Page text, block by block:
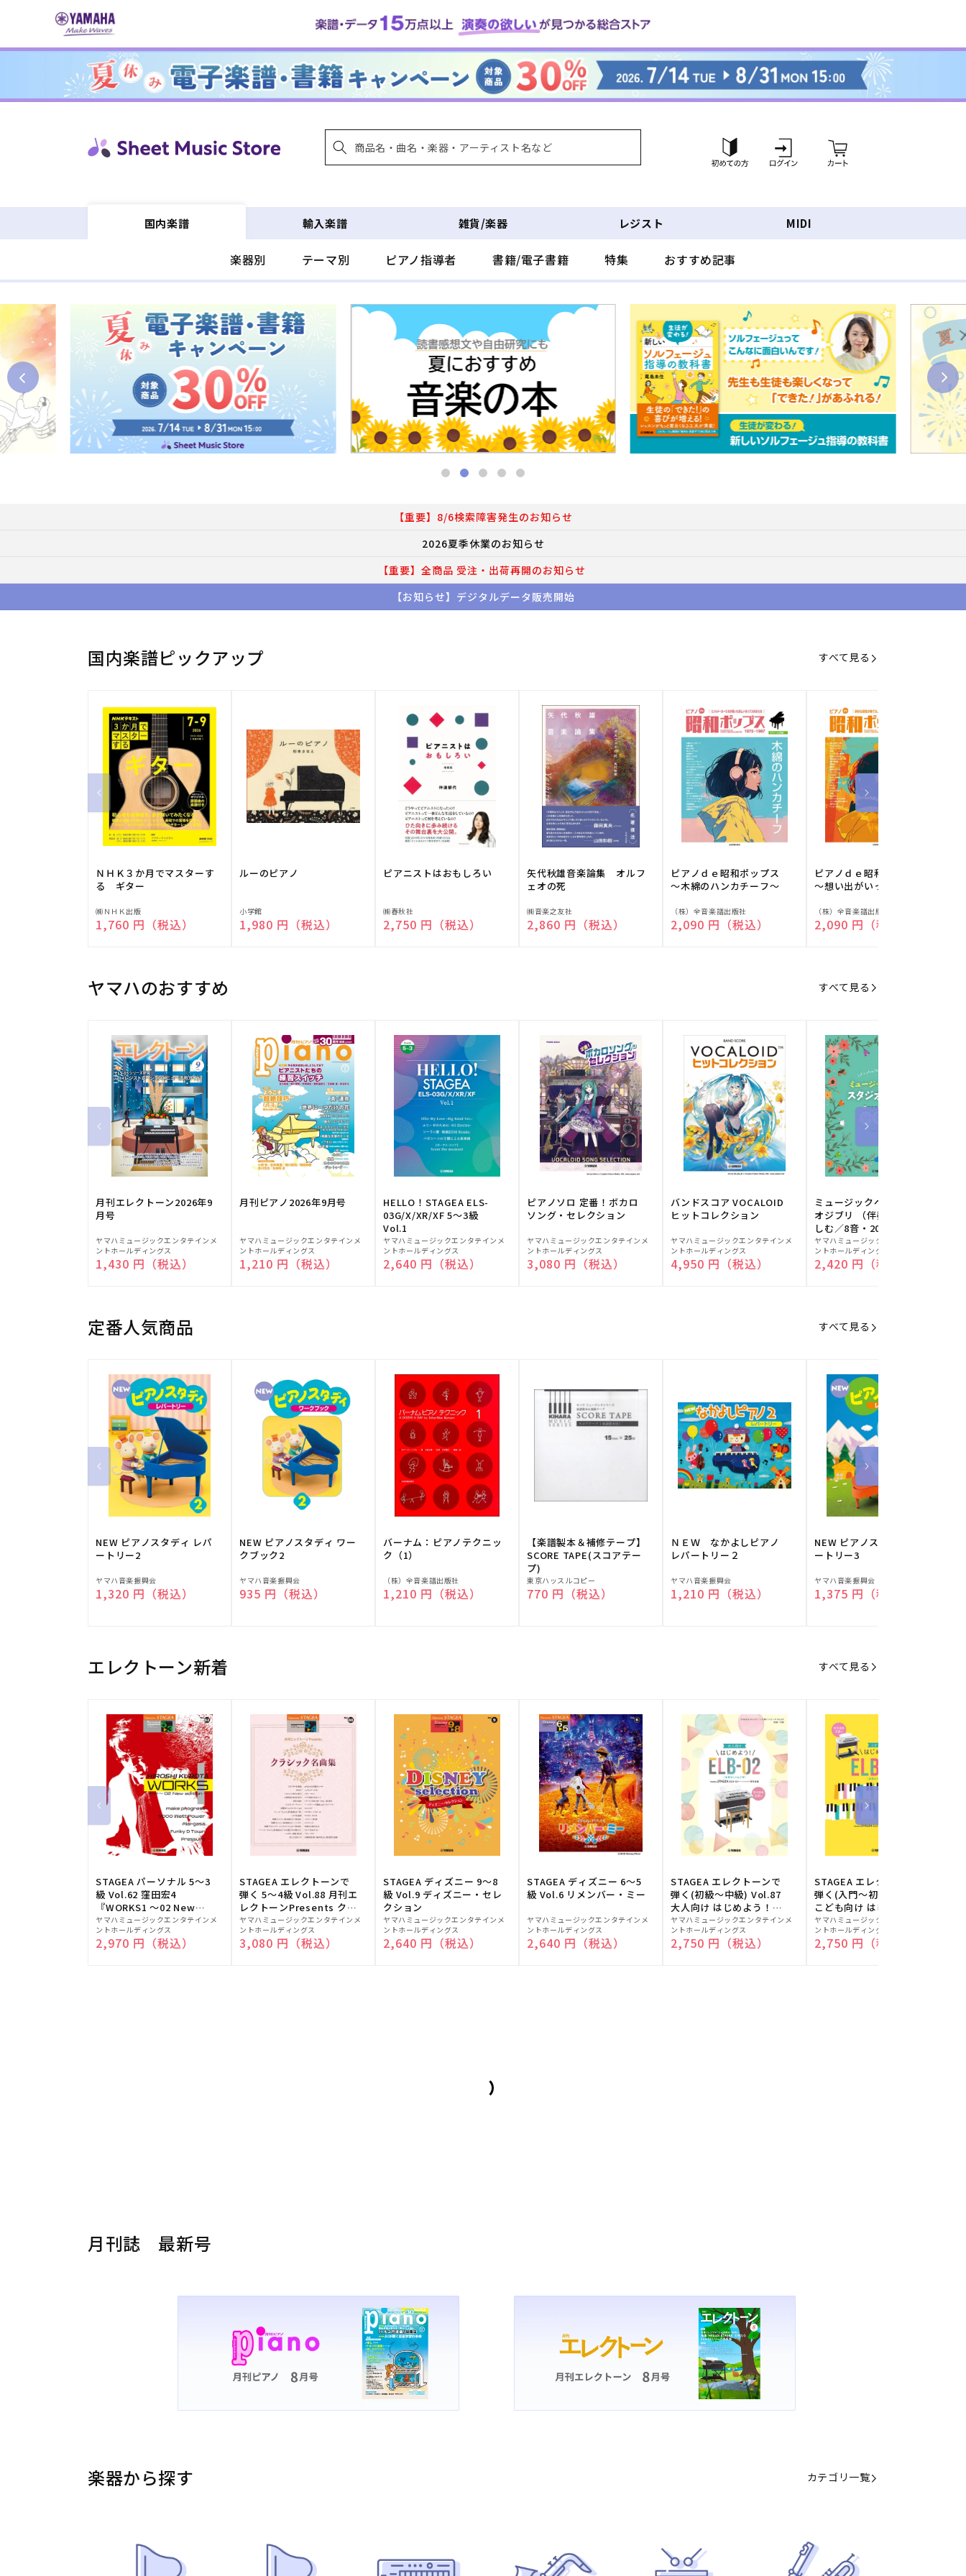
ンツに
グ
イ
ー
ト
国内楽譜
楽器別 テーマ別 ピアノ指導者 書籍/電子書籍 特集 おすすめ記事
輸入楽譜 雑貨/楽器 レジスト MIDI
【重要】8/6検索障害発生のお知らせ
2026夏季休業のお知らせ
【重要】全商品 受注・出荷再開のお知らせ
【お知らせ】デジタルデータ販売開始
国内楽譜ピックアップ すべて見る
ＮＨＫ３か月でマスターす
る ギター
販
売
㈱ＮＨＫ出版
通常価格
1,760 円（税込）
ルーのピアノ
販
売
小学館
通常価格
1,980 円（税込）
ピアニストはおもしろい
販
売
㈱春秋社
通常価格
2,750 円（税込）
矢代秋雄音楽論集 オルフ
ェオの死
販
売
㈱音楽之友社
通常価格
2,860 円（税込）
ピアノｄｅ昭和ポップス
～木綿のハンカチーフ～
販
売
（株）全音楽譜出版社
通常価格
2,090 円（税込）
ピアノｄｅ昭和ポップス
～想い出がいっぱい～
販
売
（株）全音楽譜出版社
通常価格
2,090 円（税込）
ヤマハのおすすめ すべて見る
月刊エレクトーン2026年9
月号
販
売
元:
ヤマハミュージックエンタテインメ
ントホールディングス
通常価格
1,430 円（税込）
月刊ピアノ2026年9月号
販
売
元:
ヤマハミュージックエンタテインメ
ントホールディングス
通常価格
1,210 円（税込）
HELLO！STAGEA ELS-
03G/X/XR/XF 5～3級
Vol.1
販
売
元:
ヤマハミュージックエンタテインメ
ントホールディングス
通常価格
2,640 円（税込）
ピアノソロ 定番！ボカロ
ソング・セレクション
販
売
元:
ヤマハミュージックエンタテインメ
ントホールディングス
通常価格
3,080 円（税込）
バンドスコア VOCALOID
ヒットコレクション
販
売
元:
ヤマハミュージックエンタテインメ
ントホールディングス
通常価格
4,950 円（税込）
ミュージックベルでスタジ
オジブリ （伴奏音源と楽
しむ／8音・20音ベル対応
／ドレミふりがな付）
販
売
元:
ヤマハミュージックエンタテインメ
ントホールディングス
通常価格
2,420 円（税込）
定番人気商品 すべて見る
NEW ピアノスタディ レパ
ートリー2
販
売
ヤマハ音楽振興会
通常価格
1,320 円（税込）
NEW ピアノスタディ ワー
クブック2
販
売
ヤマハ音楽振興会
通常価格
935 円（税込）
バーナム：ピアノテクニッ
ク（1）
販
売
（株）全音楽譜出版社
通常価格
1,210 円（税込）
【楽譜製本＆補修テープ】
SCORE TAPE(スコアテー
プ)
販
売
東京ハッスルコピー
通常価格
770 円（税込）
ＮＥＷ なかよしピアノ
レパートリー２
販
売
ヤマハ音楽振興会
通常価格
1,210 円（税込）
NEW ピアノスタディ レパ
ートリー3
販
売
ヤマハ音楽振興会
通常価格
1,375 円（税込）
エレクトーン新着 すべて見る
STAGEA パーソナル 5～3
級 Vol.62 窪田宏4
『WORKS1 ～02 New
edition～』
販
売
元:
ヤマハミュージックエンタテインメ
ントホールディングス
通常価格
2,970 円（税込）
STAGEA エレクトーンで
弾く 5～4級 Vol.88 月刊エ
レクトーンPresents クラ
シック名曲集
販
売
元:
ヤマハミュージックエンタテインメ
ントホールディングス
通常価格
3,080 円（税込）
STAGEA ディズニー 9～8
級 Vol.9 ディズニー・セレ
クション
販
売
元:
ヤマハミュージックエンタテインメ
ントホールディングス
通常価格
2,640 円（税込）
STAGEA ディズニー 6～5
級 Vol.6 リメンバー・ミー
販
売
元:
ヤマハミュージックエンタテインメ
ントホールディングス
通常価格
2,640 円（税込）
STAGEA エレクトーンで
弾く(初級～中級) Vol.87
大人向け はじめよう！
ELB-02(楽器のトリセツ
付)
販
売
元:
ヤマハミュージックエンタテインメ
ントホールディングス
通常価格
2,750 円（税込）
STAGEA エレクトーンで
弾く(入門～初級) Vol.86
こども向け はじめよう！
ELB-02(楽器のトリセツ
付)
販
売
元:
ヤマハミュージックエンタテインメ
ントホールディングス
通常価格
2,750 円（税込）
月刊誌 最新号
楽器から探す カテゴリ一覧